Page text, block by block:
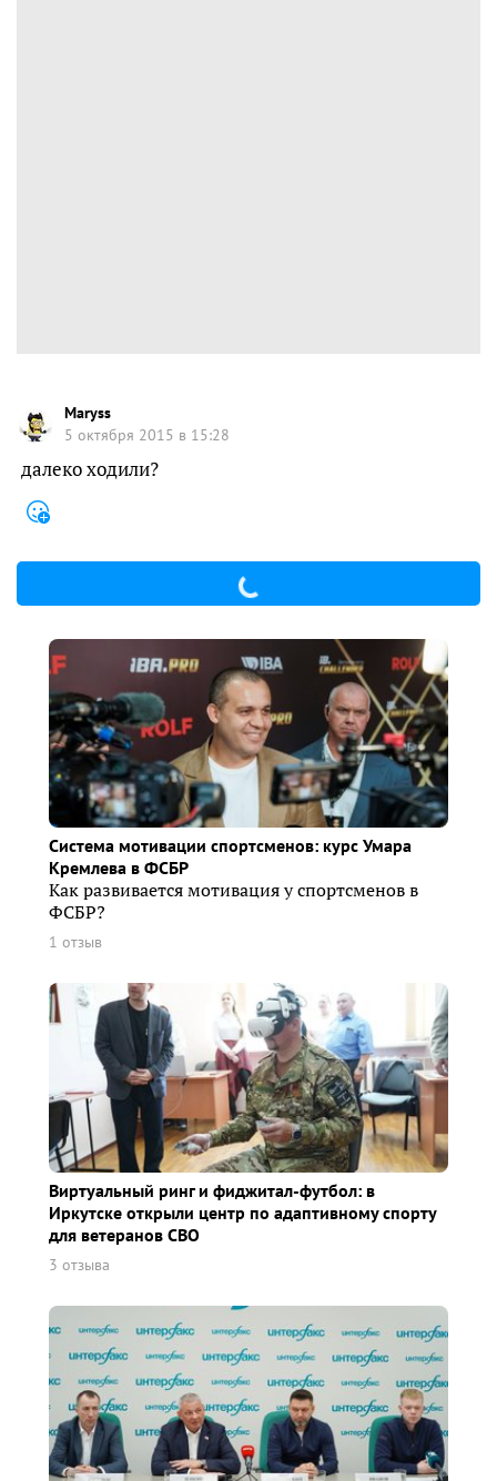
Maryss
5 октября 2015 в 15:28
далеко ходили?
Система мотивации спортсменов: курс Умара
Кремлева в ФСБР
Как развивается мотивация у спортсменов в
ФСБР?
1 отзыв
Виртуальный ринг и фиджитал-футбол: в
Иркутске открыли центр по адаптивному спорту
для ветеранов СВО
3 отзыва